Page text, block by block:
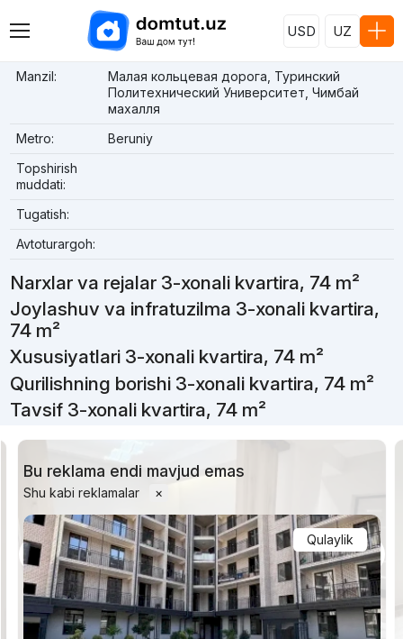
USD UZ
Manzil:
Малая кольцевая дорога, Туринский
Политехнический Университет, Чимбай
махалля
Metro:
Beruniy
Topshirish
muddati:
Tugatish:
Avtoturargoh:
Narxlar va rejalar 3-xonali kvartira, 74 m²
Joylashuv va infratuzilma 3-xonali kvartira,
74 m²
Xususiyatlari 3-xonali kvartira, 74 m²
Qurilishning borishi 3-xonali kvartira, 74 m²
Tavsif 3-xonali kvartira, 74 m²
Bu reklama endi mavjud emas
Shu kabi reklamalar ×
Qulaylik